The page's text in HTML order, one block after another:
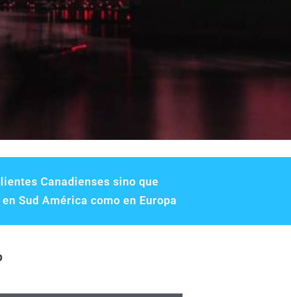
Canadienses sino que
Sud América como en Europa